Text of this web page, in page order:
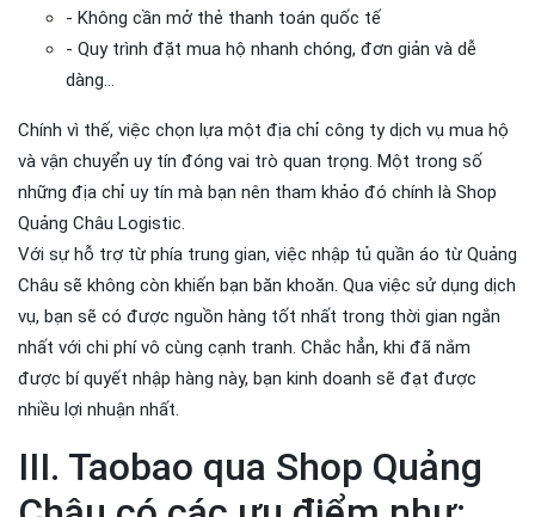
- Không cần mở thẻ thanh toán quốc tế
- Quy trình đặt mua hộ nhanh chóng, đơn giản và dễ
dàng…
Chính vì thế, việc chọn lựa một địa chỉ công ty dịch vụ mua hộ
và vận chuyển uy tín đóng vai trò quan trọng. Một trong số
những địa chỉ uy tín mà bạn nên tham khảo đó chính là Shop
Quảng Châu Logistic.
Với sự hỗ trợ từ phía trung gian, việc nhập tủ quần áo từ Quảng
Châu sẽ không còn khiến bạn băn khoăn. Qua việc sử dụng dịch
vụ, bạn sẽ có được nguồn hàng tốt nhất trong thời gian ngắn
nhất với chi phí vô cùng cạnh tranh. Chắc hẳn, khi đã nắm
được bí quyết nhập hàng này, bạn kinh doanh sẽ đạt được
nhiều lợi nhuận nhất.
III. Taobao qua Shop Quảng